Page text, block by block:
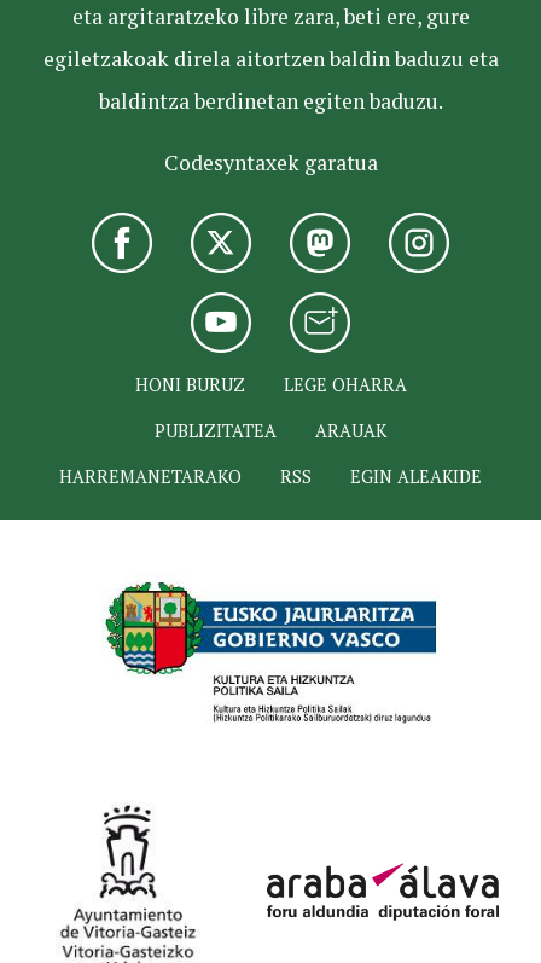
eta argitaratzeko libre zara, beti ere, gure
egiletzakoak direla aitortzen baldin baduzu eta
baldintza berdinetan egiten baduzu.
Codesyntaxek garatua
HONI BURUZ
LEGE OHARRA
PUBLIZITATEA
ARAUAK
HARREMANETARAKO
RSS EGIN ALEAKIDE